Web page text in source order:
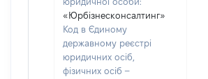
«Юрбізнесконсалтинг»
Код в Єдиному
державному реєстрі
юридичних осіб,
фізичних осіб –